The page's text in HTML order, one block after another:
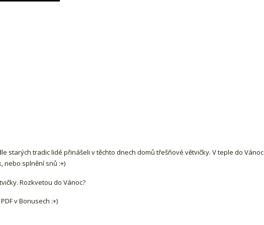
starých tradic lidé přinášeli v těchto dnech domů třešňové větvičky. V teple do Vánoc
nebo splnění snů :+)
Rozkvetou do Vánoc?
v Bonusech :+)